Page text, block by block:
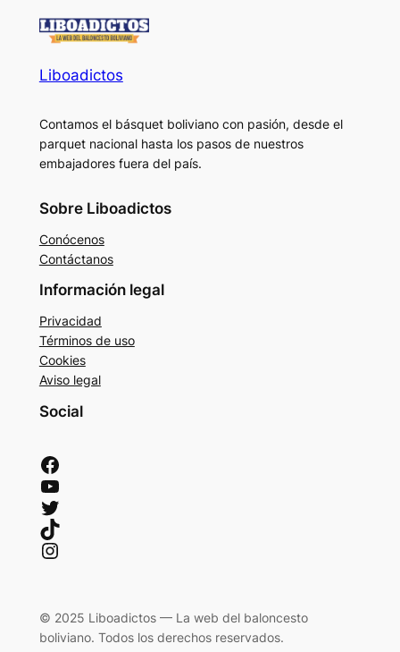
Liboadictos
Contamos el básquet boliviano con pasión, desde el
parquet nacional hasta los pasos de nuestros
embajadores fuera del país.
Sobre Liboadictos
Conócenos
Contáctanos
Información legal
Privacidad
Términos de uso
Cookies
Aviso legal
Social
Facebook
YouTube
Twitter
TikTok
Instagram
© 2025 Liboadictos — La web del baloncesto
boliviano. Todos los derechos reservados.